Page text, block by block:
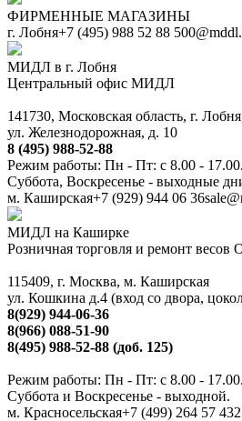
ФИРМЕННЫЕ МАГАЗИНЫ
г. Лобня+7 (495) 988 52 88
МИДЛ в г. Лобня
Центральный офис МИДЛ
141730, Московская область, г.
ул. Железнодорожная, д. 10
8 (495) 988-52-88
Режим работы: Пн - Пт: с 8.00 - 17.00.
Суббота, Воскресенье - выходные
м. Каширская+7 (929) 944 06 36
МИДЛ на Каширке
Розничная торговля и ремонт
115409, г. Москва, м. Каширская
ул. Кошкина д.4 (вход со двора,
8(929) 944-06-36
8(966) 088-51-90
8(495) 988-52-88 (доб. 125)
Режим работы: Пн - Пт: с 8.00 - 17.00.
Суббота и Воскресенье - выходной.
м. Красносельская+7 (499) 264 57 43